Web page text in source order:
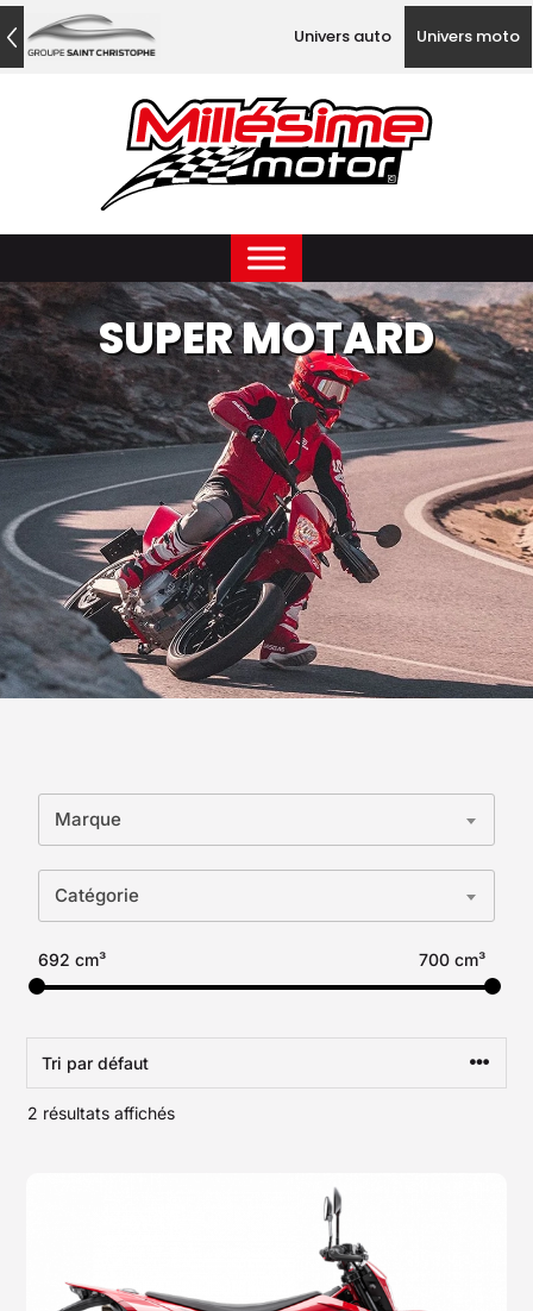
Univers auto Univers moto
SUPER MOTARD
Marque
Catégorie
692 cm³ 700 cm³
2 résultats affichés